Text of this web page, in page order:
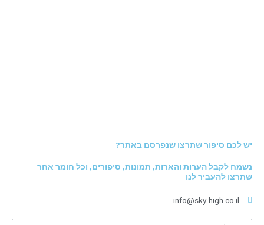
יש לכם סיפור שתרצו שנפרסם באתר?
נשמח לקבל הערות והארות, תמונות, סיפורים, וכל חומר אחר
שתרצו להעביר לנו
info@sky-high.co.il